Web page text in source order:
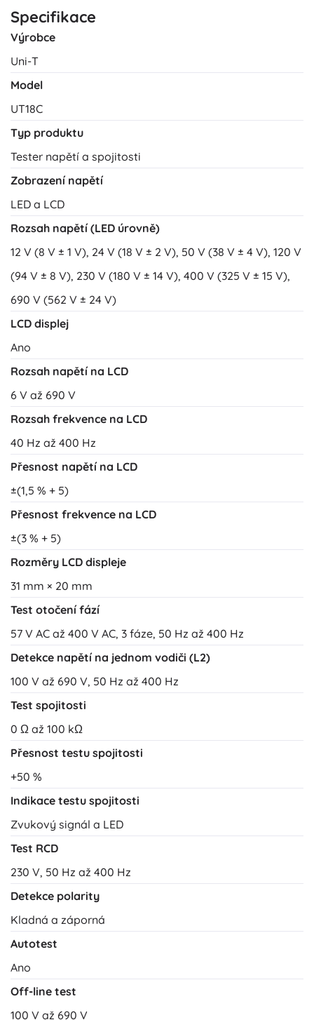
Specifikace
Výrobce
Uni-T
Model
UT18C
Typ produktu
Tester napětí a spojitosti
Zobrazení napětí
LED a LCD
Rozsah napětí (LED úrovně)
12 V (8 V ± 1 V), 24 V (18 V ± 2 V), 50 V (38 V ± 4 V), 120 V
(94 V ± 8 V), 230 V (180 V ± 14 V), 400 V (325 V ± 15 V),
690 V (562 V ± 24 V)
LCD displej
Ano
Rozsah napětí na LCD
6 V až 690 V
Rozsah frekvence na LCD
40 Hz až 400 Hz
Přesnost napětí na LCD
±(1,5 % + 5)
Přesnost frekvence na LCD
±(3 % + 5)
Rozměry LCD displeje
31 mm × 20 mm
Test otočení fází
57 V AC až 400 V AC, 3 fáze, 50 Hz až 400 Hz
Detekce napětí na jednom vodiči (L2)
100 V až 690 V, 50 Hz až 400 Hz
Test spojitosti
0 Ω až 100 kΩ
Přesnost testu spojitosti
+50 %
Indikace testu spojitosti
Zvukový signál a LED
Test RCD
230 V, 50 Hz až 400 Hz
Detekce polarity
Kladná a záporná
Autotest
Ano
Off-line test
100 V až 690 V